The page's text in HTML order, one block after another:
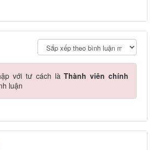
với tư cách làThành viên chính
luận